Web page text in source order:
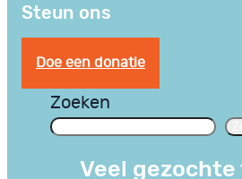
Steun ons
Doe een donatie
Zoeken
Veel